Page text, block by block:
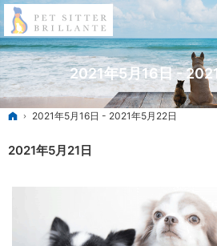
2021年5月16日 -
ホーム
2021年5月16日 - 2021年5月22日
2021年5月21日